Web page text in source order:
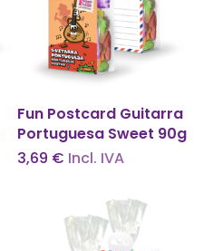
Adicionar
Fun Postcard Guitarra
Portuguesa Sweet 90g
3,69 € Incl. IVA